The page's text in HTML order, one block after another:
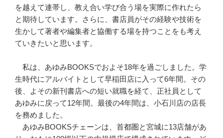
を越えて連帯し、教え合い学び合う場を実際に作れたら
と期待しています。さらに、書店員がその経験や技術を
生かして著者や編集者と協働する場を持つことをも考え
ていきたいと思います。
私は、あゆみBOOKSでおよそ18年を過ごしました。学
生時代にアルバイトとして早稲田店に入って6年間。その
後、よその新刊書店への短い就職を経て、正社員として
あゆみに戻って12年間。最後の4年間は、小石川店の店長
を務めました。
あゆみBOOKSチェーンは、首都圏と宮城に13店舗があ